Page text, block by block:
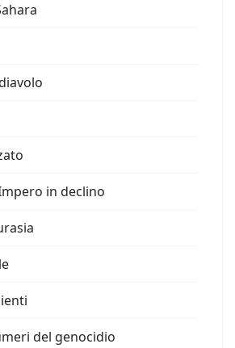
in declino
del genocidio